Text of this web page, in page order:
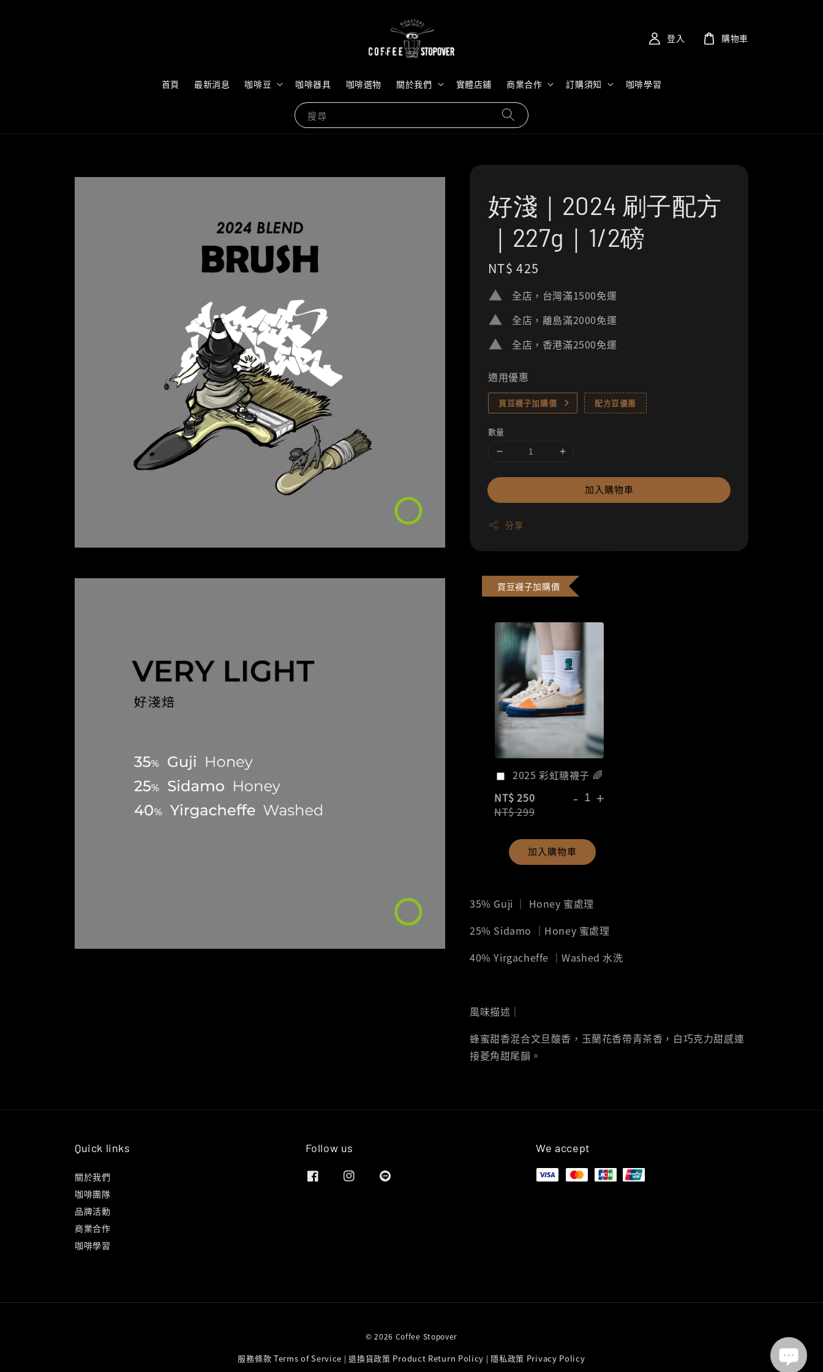
搜尋
首頁 最新消息 咖啡豆 咖啡器具 咖啡選物 關於我們 實體店鋪 商業合作 訂購須知 咖啡學習
登入 購物車
好淺｜2024 刷子配方
｜227g｜1/2磅
Regular
price
NT$ 425
全店，台灣滿1500免運
全店，離島滿2000免運
全店，香港滿2500免運
適用優惠
買豆襪子加購價 配方豆優惠
數量
加入購物車
分享
買豆襪子加購價
2025 彩虹糖襪子 🌈
NT$ 250
NT$ 299
- +
加入購物車
35% Guji ｜ Honey 蜜處理
25% Sidamo ｜Honey 蜜處理
40% Yirgacheffe ｜Washed 水洗
風味描述｜
蜂蜜甜香混合文旦酸香，玉蘭花香帶青茶香，白巧克力甜感連
接菱角甜尾韻。
Quick links
關於我們
咖啡團隊
品牌活動
商業合作
咖啡學習
Follow us We accept
© 2026 Coffee Stopover
服務條款 Terms of Service |退換貨政策 Product Return Policy | 隱私政策 Privacy Policy